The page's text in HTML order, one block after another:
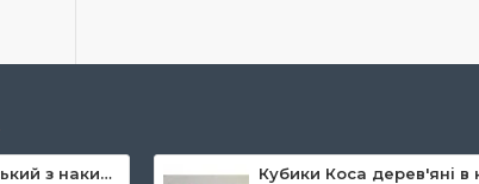
Татамі борцівський з накидкою кв.м, TIA-SPORT